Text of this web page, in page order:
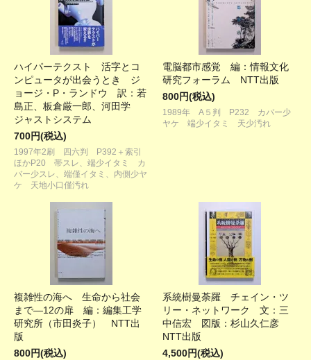
ハイパーテクスト 活字とコ
ンピュータが出会うとき ジ
ョージ・P・ランドウ 訳：若
島正、板倉厳一郎、河田学
ジャストシステム
700円(税込)
1997年2刷 四六判 P392＋索引
ほかP20 帯スレ、端少イタミ カ
バー少スレ、端僅イタミ、内側少ヤ
ケ 天地小口僅汚れ
電脳都市感覚 編：情報文化
研究フォーラム NTT出版
800円(税込)
1989年 A５判 P232 カバー少
ヤケ 端少イタミ 天少汚れ
複雑性の海へ 生命から社会
まで―12の扉 編：編集工学
研究所（市田炎子） NTT出
版
800円(税込)
系統樹曼荼羅 チェイン・ツ
リー・ネットワーク 文：三
中信宏 図版：杉山久仁彦
NTT出版
4,500円(税込)